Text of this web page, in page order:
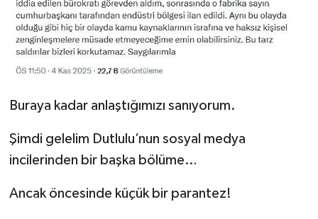
Buraya kadar anlaştığımızı sanıyorum.
Şimdi gelelim Dutlulu’nun sosyal medya
incilerinden bir başka bölüme…
Ancak öncesinde küçük bir parantez!